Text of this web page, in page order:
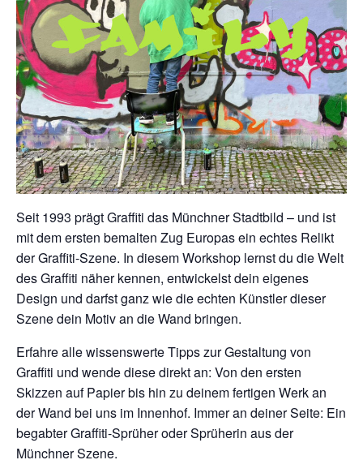
Seit 1993 prägt Graffiti das Münchner Stadtbild – und ist
mit dem ersten bemalten Zug Europas ein echtes Relikt
der Graffiti-Szene. In diesem Workshop lernst du die Welt
des Graffiti näher kennen, entwickelst dein eigenes
Design und darfst ganz wie die echten Künstler dieser
Szene dein Motiv an die Wand bringen.
Erfahre alle wissenswerte Tipps zur Gestaltung von
Graffiti und wende diese direkt an: Von den ersten
Skizzen auf Papier bis hin zu deinem fertigen Werk an
der Wand bei uns im Innenhof. Immer an deiner Seite: Ein
begabter Graffiti-Sprüher oder Sprüherin aus der
Münchner Szene.